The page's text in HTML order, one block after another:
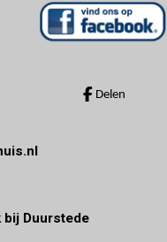
Delen
bij Duurstede